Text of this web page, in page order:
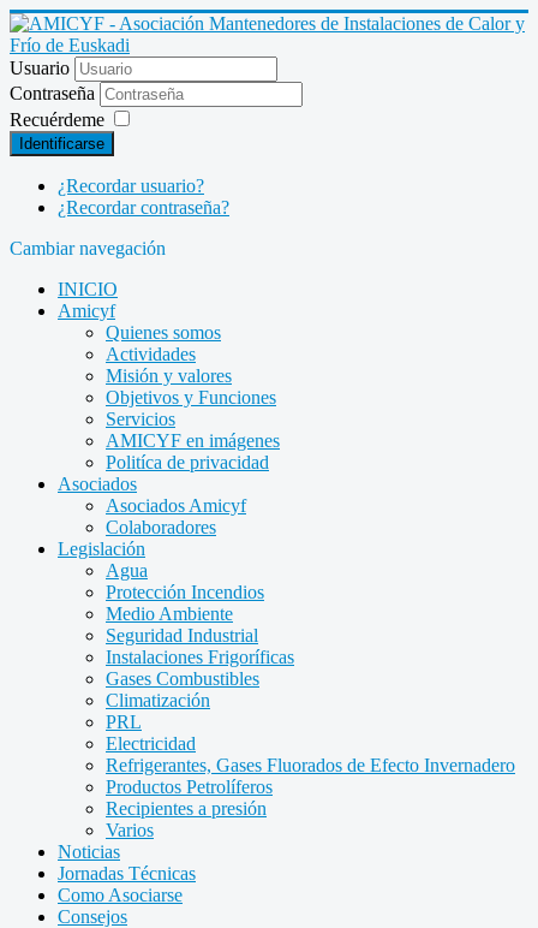
Usuario
Contraseña
Recuérdeme
Identificarse
¿Recordar usuario?
¿Recordar contraseña?
Cambiar navegación
INICIO
Amicyf
Quienes somos
Actividades
Misión y valores
Objetivos y Funciones
Servicios
AMICYF en imágenes
Politíca de privacidad
Asociados
Asociados Amicyf
Colaboradores
Legislación
Agua
Protección Incendios
Medio Ambiente
Seguridad Industrial
Instalaciones Frigoríficas
Gases Combustibles
Climatización
PRL
Electricidad
Refrigerantes, Gases Fluorados de Efecto Invernadero
Productos Petrolíferos
Recipientes a presión
Varios
Noticias
Jornadas Técnicas
Como Asociarse
Consejos